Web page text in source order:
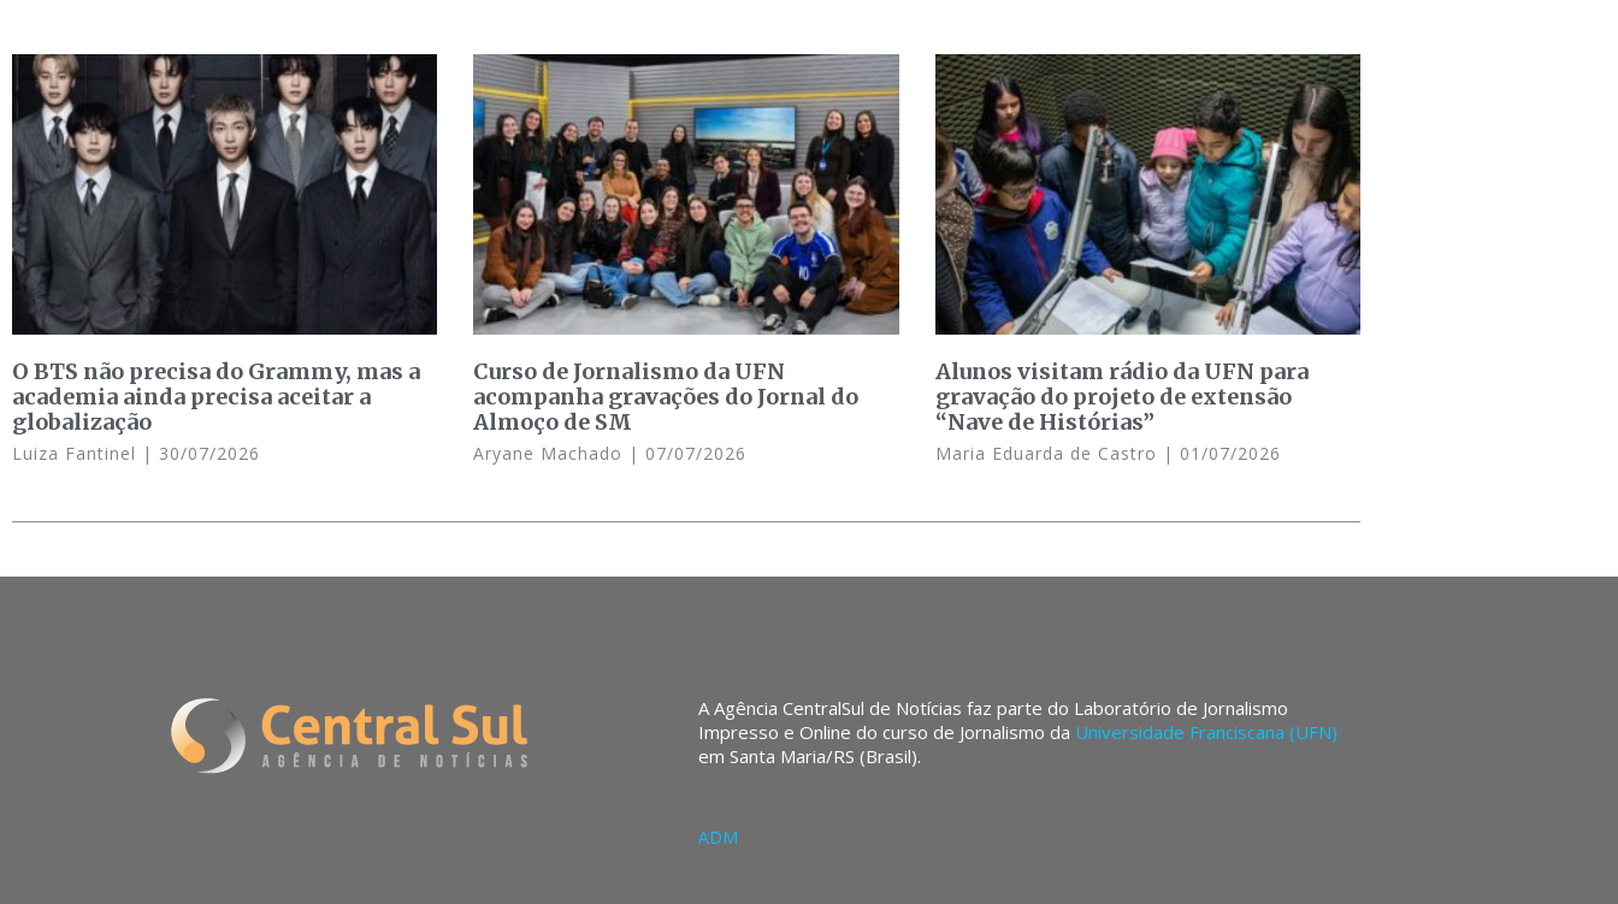
O BTS não precisa do Grammy, mas a
academia ainda precisa aceitar a
globalização
Luiza Fantinel 30/07/2026
Curso de Jornalismo da UFN
acompanha gravações do Jornal do
Almoço de SM
Aryane Machado 07/07/2026
Alunos visitam rádio da UFN para
gravação do projeto de extensão
“Nave de Histórias”
Maria Eduarda de Castro 01/07/2026
A Agência CentralSul de Notícias faz parte do Laboratório de Jornalismo
Impresso e Online do curso de Jornalismo da Universidade Franciscana (UFN)
em Santa Maria/RS (Brasil).
ADM